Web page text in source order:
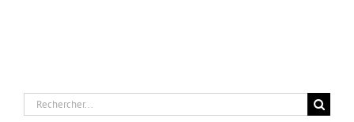
Rechercher: